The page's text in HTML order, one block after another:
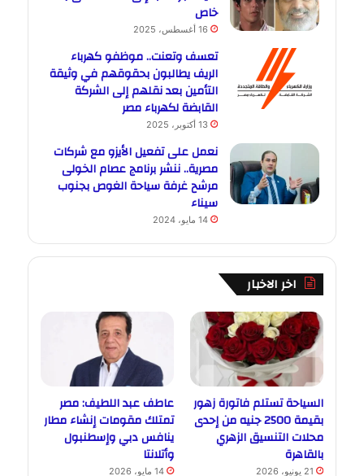
خاص
16 أغسطس، 2025
تعسف وتعنت.. موظفو كهرباء
الريف يطالبون بحقوقهم في وثيقة
التأمين بعد نقلهم إلى الشركة
القابضة لكهرباء مصر
13 أكتوبر، 2025
نعمل على تفعيل الأيزو مع شركات
مصرية.. ننشر برنامج عصام الخولى
مرشح غرفة سياحة الغوص بجنوب
سيناء
14 مايو، 2024
اخر الاخبار
السياحة تستلم فاتورة زهور
بقيمة 2500 جنيه من إحدى
محلات التنسيق الزهري
بالقاهرة
21 يونيو، 2026
عاطف عبد اللطيف: مصر
تمتلك مقومات إنشاء مطار
ينافس دبي وإسطنبول
وأتلانتا
14 مايو، 2026